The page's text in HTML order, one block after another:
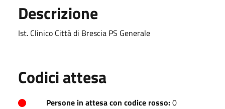
Descrizione
Ist. Clinico Città di Brescia PS Generale
Codici attesa
Persone in attesa con codice rosso:0